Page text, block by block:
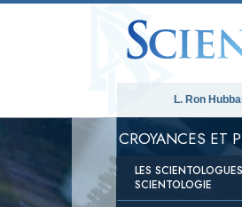
L. Ron
CROYANCES ET
LES
SCIENTOLOGIE